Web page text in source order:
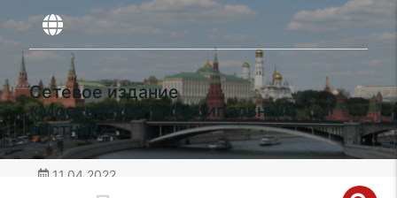
Сетевое издание
«Московский муниципальный
вестник»
11.04.2022